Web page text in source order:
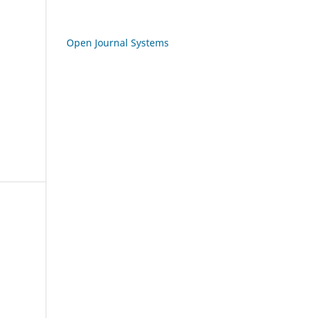
Open Journal Systems